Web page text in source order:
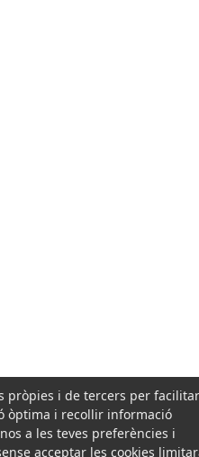
pròpies i de tercers per
òptima i recollir informació
a les teves preferències i
acceptar les cookies